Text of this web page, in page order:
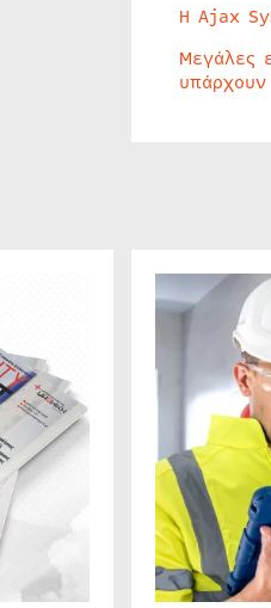
Η Ajax
Μεγάλες
υπάρχουν